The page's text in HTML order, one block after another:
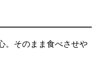
。そのまま食べさせや